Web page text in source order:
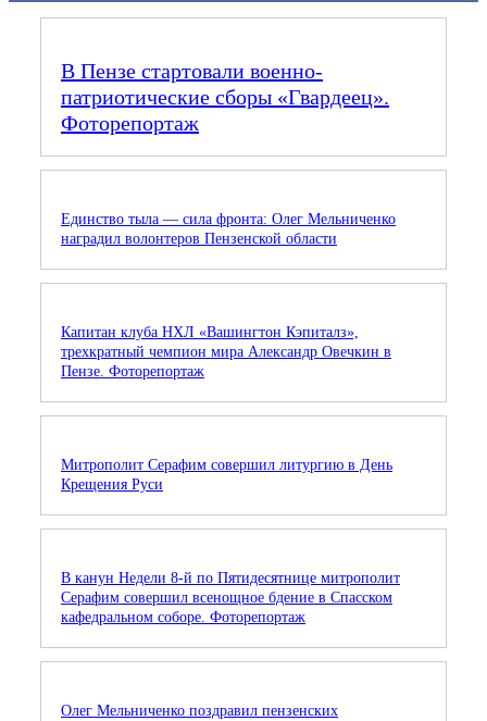
В Пензе стартовали военно-
патриотические сборы «Гвардеец».
Фоторепортаж
Единство тыла — сила фронта: Олег Мельниченко
наградил волонтеров Пензенской области
Капитан клуба НХЛ «Вашингтон Кэпиталз»,
трехкратный чемпион мира Александр Овечкин в
Пензе. Фоторепортаж
Митрополит Серафим совершил литургию в День
Крещения Руси
В канун Недели 8-й по Пятидесятнице митрополит
Серафим совершил всенощное бдение в Спасском
кафедральном соборе. Фоторепортаж
Олег Мельниченко поздравил пензенских